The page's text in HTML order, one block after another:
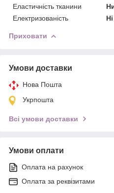
Еластичність тканини
Електризованість
Ні
Приховати
Умови доставки
Нова Пошта
Укрпошта
Всі умови доставки
Умови оплати
Оплата на рахунок
Оплата за реквізитами